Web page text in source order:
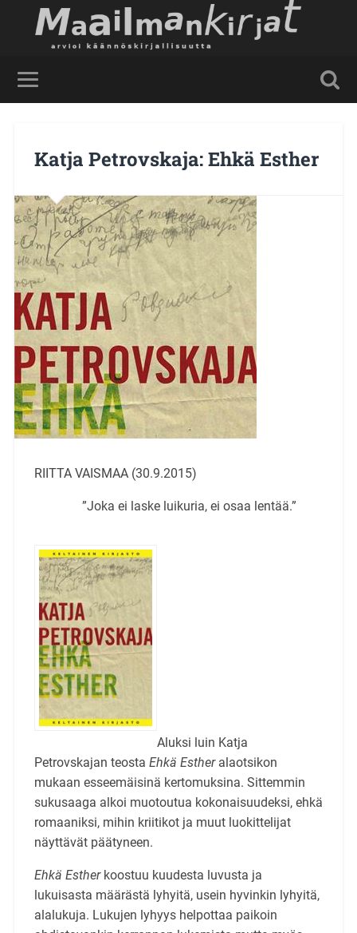
Katja Petrovskaja: Ehkä Esther
RIITTA VAISMAA (30.9.2015)
”Joka ei laske luikuria, ei osaa lentää.”
Aluksi luin Katja
Petrovskajan teosta Ehkä Estheralaotsikon
mukaan esseemäisinä kertomuksina. Sittemmin
sukusaaga alkoi muotoutua kokonaisuudeksi, ehkä
romaaniksi, mihin kriitikot ja muut luokittelijat
näyttävät päätyneen.
Ehkä Estherkoostuu kuudesta luvusta ja
lukuisasta määrästä lyhyitä, usein hyvinkin lyhyitä,
alalukuja. Lukujen lyhyys helpottaa paikoin